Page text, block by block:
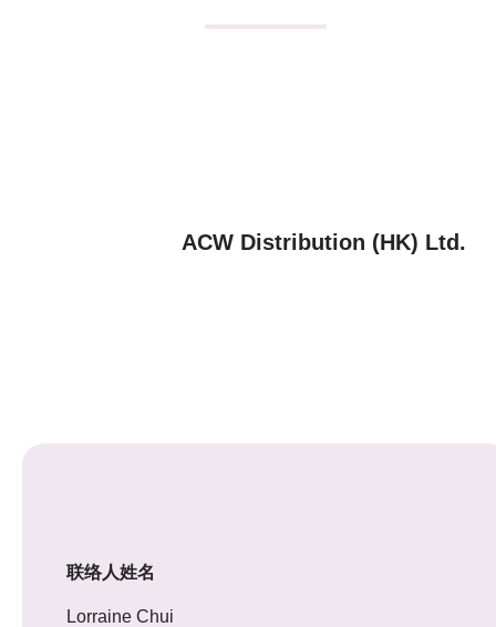
ACW Distribution (HK) Ltd.
联络人姓名
Lorraine Chui